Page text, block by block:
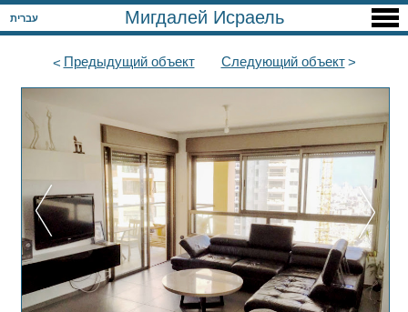
עברית Мигдалей Исраель
Предыдущийобъект Следующийобъект